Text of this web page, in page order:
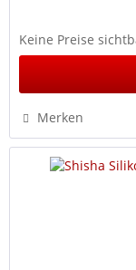
Keine Preise
Merken